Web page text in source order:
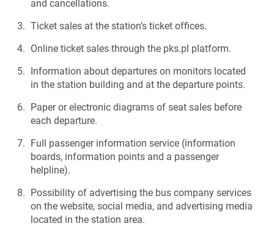
and cancellations.
Ticket sales at the station’s ticket offices.
Online ticket sales through the pks.pl platform.
Information about departures on monitors located
in the station building and at the departure points.
Paper or electronic diagrams of seat sales before
each departure.
Full passenger information service (information
boards, information points and a passenger
helpline).
Possibility of advertising the bus company services
on the website, social media, and advertising media
located in the station area.